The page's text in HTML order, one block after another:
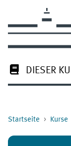
DIESER
Startseite Kurse